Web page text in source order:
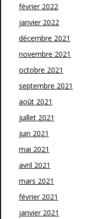
février 2022
janvier 2022
décembre 2021
novembre 2021
octobre 2021
septembre 2021
août 2021
juillet 2021
juin 2021
mai 2021
avril 2021
mars 2021
février 2021
janvier 2021